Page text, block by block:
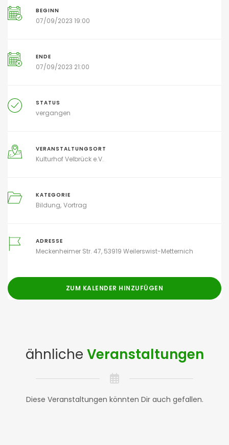
BEGINN
07/09/2023 19:00
ENDE
07/09/2023 21:00
STATUS
vergangen
VERANSTALTUNGSORT
Kulturhof Velbrück e.V.
KATEGORIE
Bildung Vortrag
ADRESSE
Meckenheimer Str. 47, 53919 Weilerswist-Metternich
ZUM KALENDER HINZUFÜGEN
ähnliche Veranstaltungen
Diese Veranstaltungen könnten Dir auch gefallen.